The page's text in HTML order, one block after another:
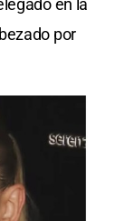
en la
por